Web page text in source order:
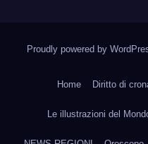
Proudly powered by
Home Diritto di
Le illustrazioni del